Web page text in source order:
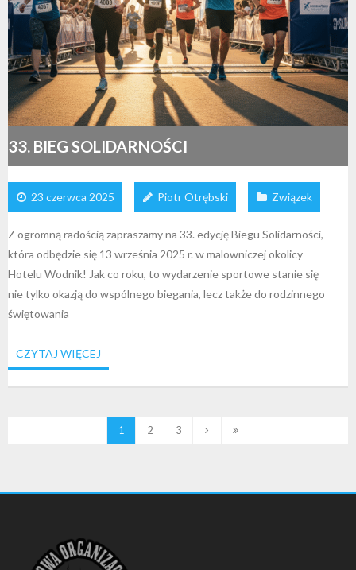
33. BIEG SOLIDARNOŚCI
23 czerwca 2025 Piotr Otrębski Związek
Z ogromną radością zapraszamy na 33. edycję Biegu Solidarności,
która odbędzie się 13 września 2025 r. w malowniczej okolicy
Hotelu Wodnik! Jak co roku, to wydarzenie sportowe stanie się
nie tylko okazją do wspólnego biegania, lecz także do rodzinnego
świętowania
CZYTAJ WIĘCEJ
1 2 3